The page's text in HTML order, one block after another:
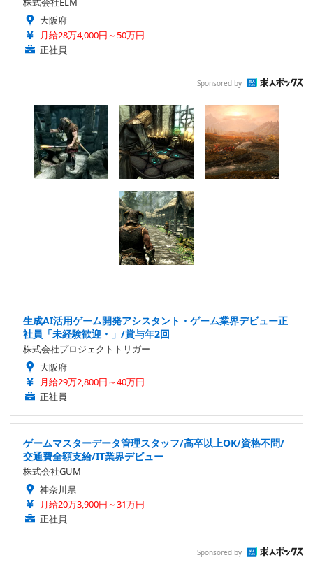
大阪府
月給28万4,000円～50万円
正社員
Sponsored by
生成AI活用ゲーム開発アシスタント・ゲーム業界デビュー正
社員「未経験歓迎・」/賞与年2回
株式会社プロジェクトトリガー
大阪府
月給29万2,800円～40万円
正社員
ゲームマスターデータ管理スタッフ/高卒以上OK/資格不問/
交通費全額支給/IT業界デビュー
株式会社GUM
神奈川県
月給20万3,900円～31万円
正社員
Sponsored by